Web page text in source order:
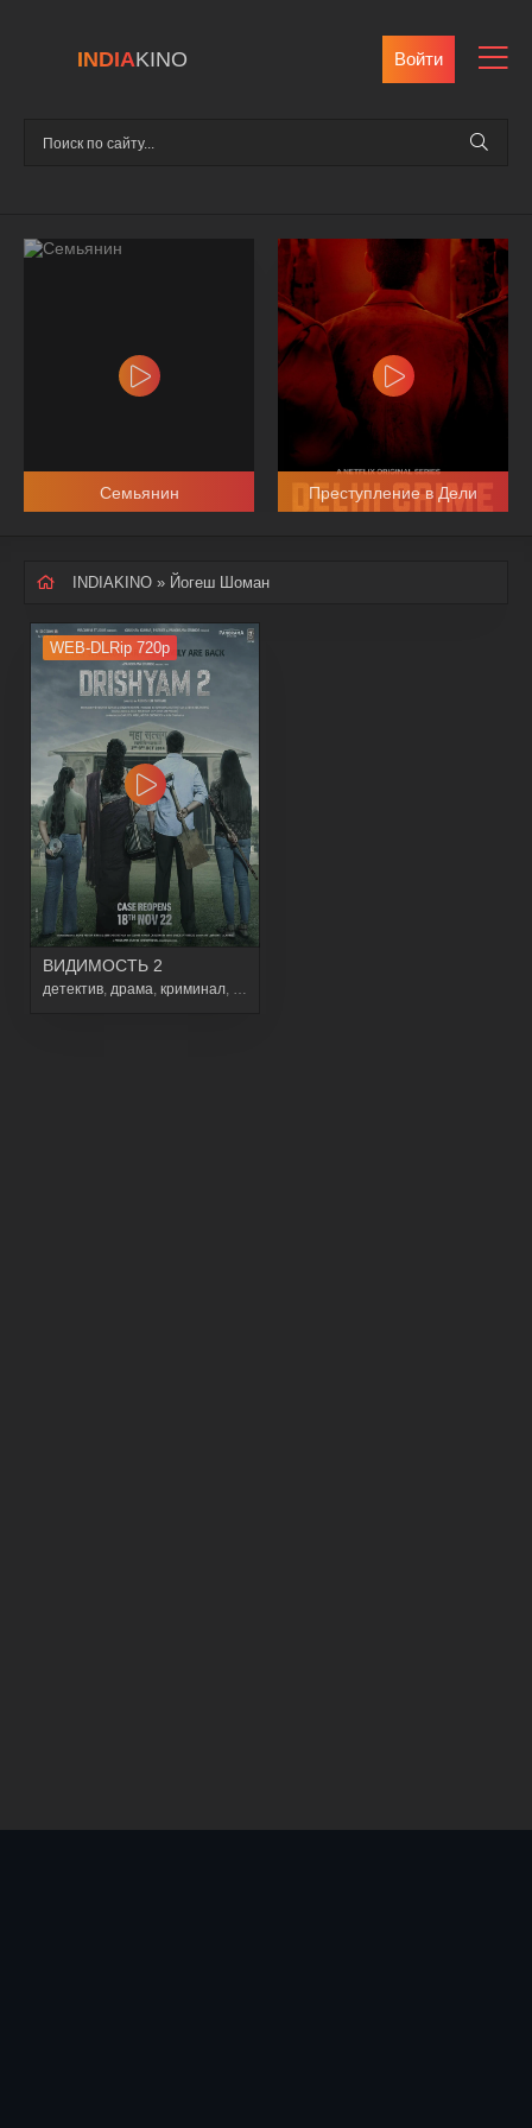
INDIAKINO Войти
Семьянин Преступление в Дели
INDIAKINO » Йогеш Шоман
WEB-DLRip 720p
ВИДИМОСТЬ 2
детектив драма криминал